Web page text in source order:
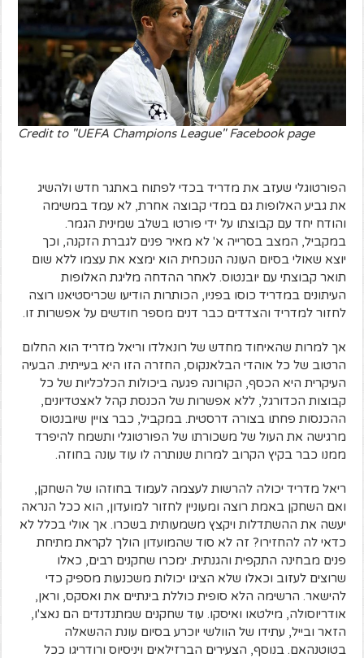
Credit to "UEFA Champions League" Facebook page
הפורטוגלי שעזב את מדריד בכדי לפתוח באתגר חדש ולהשיג
את גביע האלופות גם במדי קבוצה אחרת, לא עמד במשימה
והודח יחד עם קבוצתו על ידי פורטו בשלב שמינית הגמר.
במקביל, המצב בסרייה א' לא מאיר פנים לגברת הזקנה, וכך
יוצא שאולי בסיום העונה הנוכחית הוא ימצא את עצמו ללא שום
תואר קבוצתי עם יובנטוס. לאחר ההדחה מליגת האלופות
העיתונים במדריד כוסו בפניו, הכותרות הודיעו שכריסטיאנו רוצה
לחזור למדריד והצדדים כבר דנים מספר חודשים על אפשרות זו.
אך למרות שהאיחוד מחדש של רונאלדו וריאל מדריד הוא החלום
הרטוב של כל אוהדי הבלאנקוס, החזרה הזו היא בעייתית. הבעיה
העיקרית היא הכסף, הקורונה פגעה ביכולות הכלכליות של כל
קבוצות הכדורגל, ללא אפשרות של הכנסת קהל לאצטדיונים,
ההכנסות פחתו בצורה דרסטית. במקביל, כבר צויין שיובנטוס
מרגישה את העול של משכורתו של הפורטוגלי ותשמח להיפרד
ממנו כבר בקיץ הקרוב למרות שנותרה לו עוד עונה בחוזה.
ריאל מדריד יכולה להרשות לעצמה לעמוד בחוזהו של השחקן,
ואם השחקן באמת רוצה ומעוניין לחזור למועדון, הוא ככל הנראה
יעשה את ההשתדלות ויקצץ משמעותית בשכרו. אך אולי בכלל לא
כדאי לה להחזירו? זה לא סוד שהמועדון הולך לקראת מתיחת
פנים מבחינה התקפית והגנתית. ימכרו שחקנים רבים, כאלו
שרוצים לעזוב וכאלו שלא הציגו יכולות משכנעות מספיק כדי
להישאר. הרשימה הלא סופית כוללת בינתיים את ואסקס, וראן,
אודריוסולה, מילטאו ואיסקו. עוד שחקנים שמתנדנדים הם נאצ'ו,
הזאר ובייל, עתידו של הוולשי יוכרע בסיום עונת ההשאלה
בטוטנהאם. בנוסף, הצעירים הברזילאים ויניסיוס ורודריגו ככל